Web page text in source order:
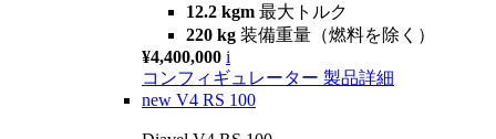
12.2 kgm 最大トルク
220 kg 装備重量（燃料を除く）
¥4,400,000 i
コンフィギュレーター 製品詳細
new V4 RS 100